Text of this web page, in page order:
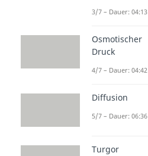
3/7 – Dauer: 04:13
Osmotischer
Druck
4/7 – Dauer: 04:42
Diffusion
5/7 – Dauer: 06:36
Turgor